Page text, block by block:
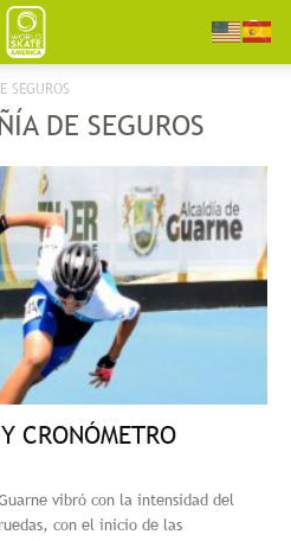
SEGUROS
DE SEGUROS
CRONÓMETRO
vibró con la intensidad del
con el inicio de las